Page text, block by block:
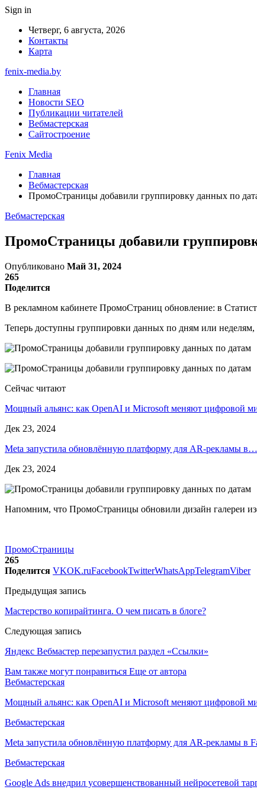
Sign in
Четверг, 6 августа, 2026
Контакты
Карта
fenix-media.by
Главная
Новости SEO
Публикации читателей
Вебмастерская
Сайтостроение
Fenix Media
Главная
Вебмастерская
ПромоСтраницы добавили группировку данных по
Вебмастерская
ПромоСтраницы добавили
Опубликовано Май 31, 2024
265
Поделится
В рекламном кабинете ПромоСтраниц обновление: в
Теперь доступны группировки данных по дням или
Сейчас читают
Мощный альянс: как OpenAI и Microsoft меняют цифровой
Дек 23, 2024
Meta запустила обновлённую платформу для AR-рекламы в…
Дек 23, 2024
Напомним, что ПромоСтраницы обновили дизайн галереи
ПромоСтраницы
265
Поделится VKOK.ruFacebookTwitterWhatsAppTelegramViber
Предыдущая запись
Мастерство копирайтинга. О чем писать в блоге?
Следующая запись
Яндекс Вебмастер перезапустил раздел «Ссылки»
Вам также могут понравиться Еще от автора
Вебмастерская
Мощный альянс: как OpenAI и Microsoft меняют цифровой
Вебмастерская
Meta запустила обновлённую платформу для AR-рекламы в
Вебмастерская
Google Ads внедрил усовершенствованный нейросетевой